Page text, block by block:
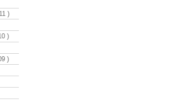
)
)
)